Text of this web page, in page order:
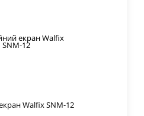
Walfix SNM-12